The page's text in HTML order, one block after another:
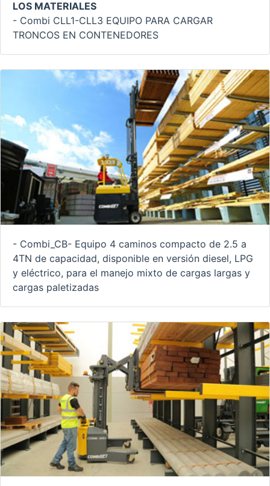
LOS MATERIALES
- Combi CLL1-CLL3 EQUIPO PARA CARGAR
TRONCOS EN CONTENEDORES
- Combi_CB- Equipo 4 caminos compacto de 2.5 a
4TN de capacidad, disponible en versión diesel, LPG
y eléctrico, para el manejo mixto de cargas largas y
cargas paletizadas